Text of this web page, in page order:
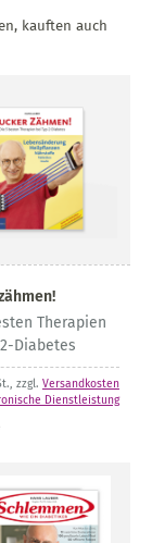
kauften auch
Therapien
Diabetes
zzgl. Versandkosten
Dienstleistung